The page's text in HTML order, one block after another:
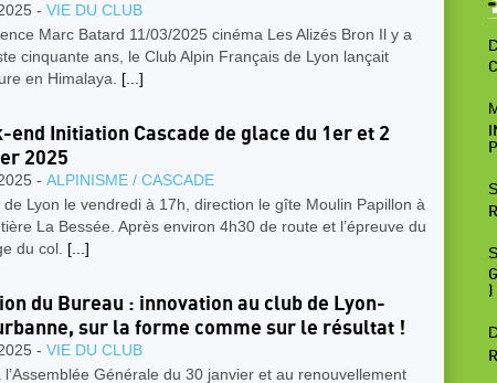
- VIE DU CLUB
Marc Batard 11/03/2025 cinéma Les Alizés Bron Il y a
cinquante ans, le Club Alpin Français de Lyon lançait
en Himalaya. [...]
end Initiation Cascade de glace du 1er et 2
2025
- ALPINISME / CASCADE
de Lyon le vendredi à 17h, direction le gîte Moulin Papillon à
La Bessée. Après environ 4h30 de route et l’épreuve du
du col. [...]
du Bureau : innovation au club de Lyon-
sur la forme comme sur le résultat !
- VIE DU CLUB
l’Assemblée Générale du 30 janvier et au renouvellement
)